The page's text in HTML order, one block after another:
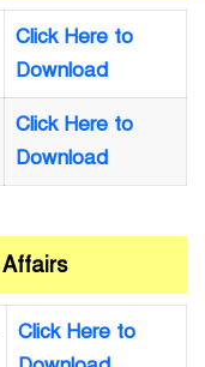
Click Here to
Download
Click Here to
Download
Click Here to